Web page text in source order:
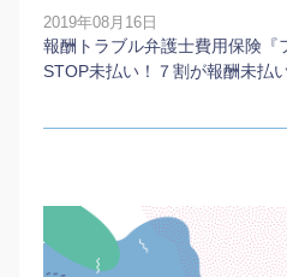
2019年08月16日
報酬トラブル弁護士費用保険『
STOP未払い！７割が報酬未払